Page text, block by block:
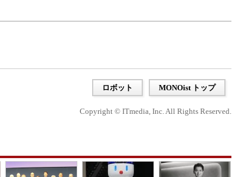
ロボット MONOist トップ
Copyright © ITmedia, Inc. All Rights Reserved.